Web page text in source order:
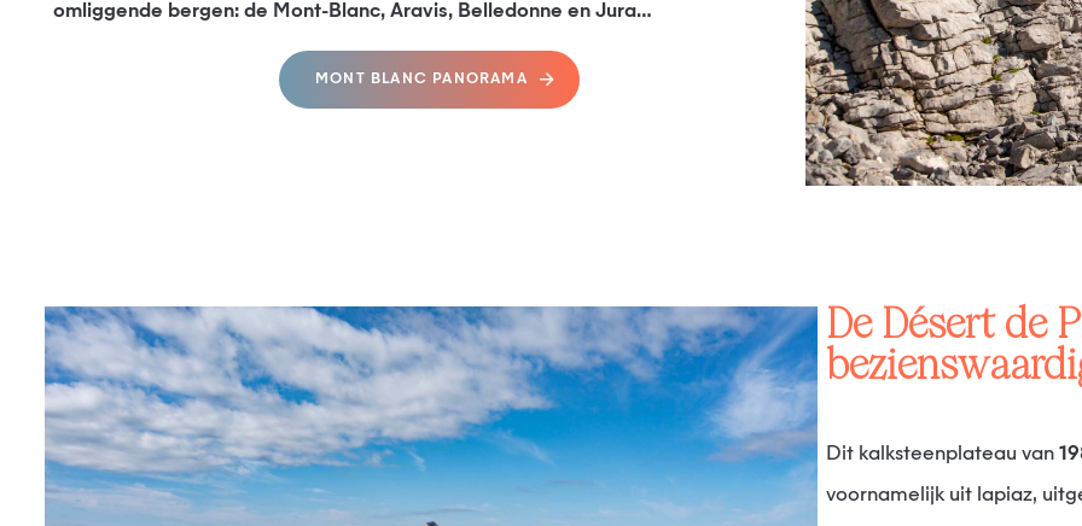
omliggende bergen: de Mont-Blanc, Aravis, Belledonne en Jura…
MONT BLANC PANORAMA
De Désert de Platé, een geologische
Dit kalksteenplateau van
voornamelijk uit lapiaz,